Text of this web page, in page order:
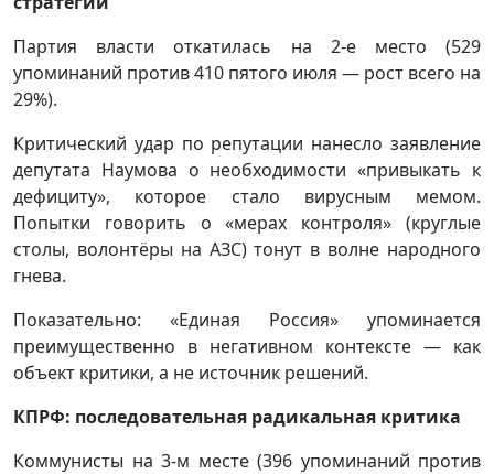
Партия власти откатилась на 2-е место (529
упоминаний против 410 пятого июля — рост всего на
29%).
Критический удар по репутации нанесло заявление
депутата Наумова о необходимости «привыкать к
дефициту», которое стало вирусным мемом.
Попытки говорить о «мерах контроля» (круглые
столы, волонтёры на АЗС) тонут в волне народного
гнева.
Показательно: «Единая Россия» упоминается
преимущественно в негативном контексте — как
объект критики, а не источник решений.
КПРФ: последовательная радикальная критика
Коммунисты на 3-м месте (396 упоминаний против